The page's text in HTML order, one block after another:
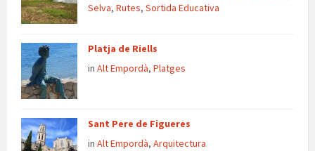
Selva, Rutes, Sortida Educativa
Platja de Riells
in Alt Empordà, Platges
Sant Pere de Figueres
in Alt Empordà, Arquitectura